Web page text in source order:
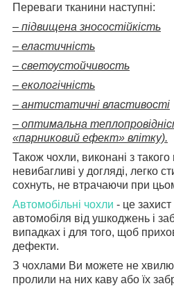
Переваги тканини наступні:
– підвищена зносостійкість
– еластичність
– светоустойчивость
– екологічність
– антистатичні властивості
– оптимальна
«парниковий ефект» влітку).
Також чохли, виконані з такого
невибагливі у догляді, легко
сохнуть, не втрачаючи при
Автомобільні чохли - це захист
автомобіля від ушкоджень і
випадках і для того, щоб
дефекти.
З чохлами Ви можете не
пролили на них каву або їх